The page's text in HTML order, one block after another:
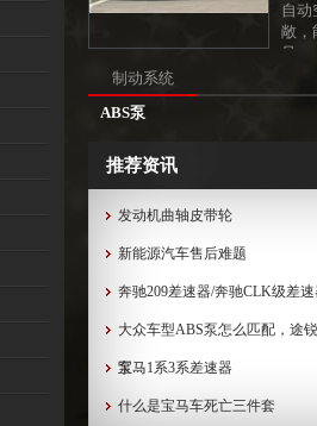
自动
敞，
足
后期
制动系统
ABS泵
推荐资讯
发动机曲轴皮带轮
新能源汽车售后难题
奔驰209差速器/奔驰CLK级差
大众车型ABS泵怎么匹配，途
泵...
宝马1系3系差速器
什么是宝马车死亡三件套